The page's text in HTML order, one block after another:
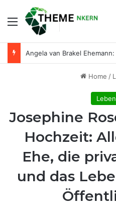
Menu
Home /
Josephine
Hochzeit:
Ehe, die
und das